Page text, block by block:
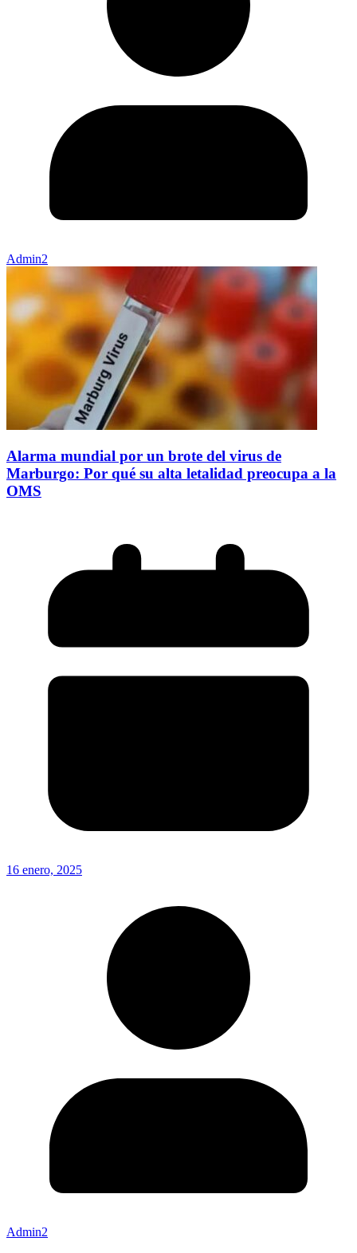
Admin2
Alarma mundial por un brote del virus de
Marburgo: Por qué su alta letalidad preocupa a la
OMS
16 enero, 2025
Admin2